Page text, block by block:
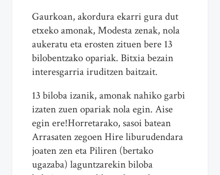
Gaurkoan, akordura ekarri gura dut
etxeko amonak, Modesta zenak, nola
aukeratu eta erosten zituen bere 13
bilobentzako opariak. Bitxia bezain
interesgarria iruditzen baitzait.
13 biloba izanik, amonak nahiko garbi
izaten zuen opariak nola egin. Aise
egin ere!Horretarako, sasoi batean
Arrasaten zegoen Hire liburudendara
joaten zen eta Piliren (bertako
ugazaba) laguntzarekin biloba